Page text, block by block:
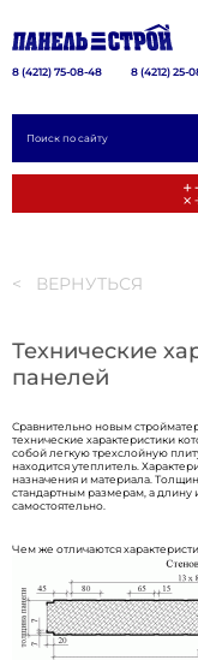
8 (4212) 75-08-48 8 (4212) 25-
< ВЕРНУТЬСЯ
Технические
панелей
Сравнительно новым
технические характеристики
собой легкую трехслойную
находится утеплитель.
назначения и материала.
стандартным размерам, а
самостоятельно.
Чем же отличаются